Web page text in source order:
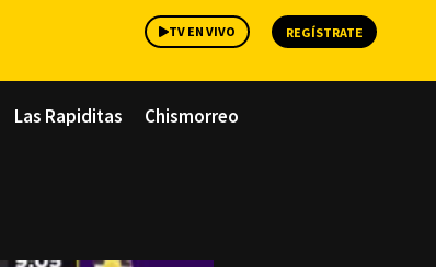
TV EN VIVO REGÍSTRATE
Las Rapiditas Chismorreo